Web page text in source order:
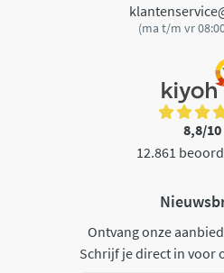
(ma t/m vr
8,8/10
12.861
Ontvang onze
Schrijf je direct in voor